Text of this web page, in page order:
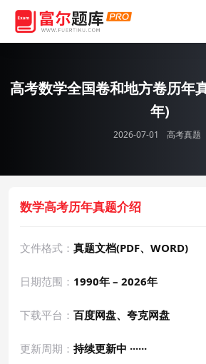
高考数学全国卷和地方卷历年
年)
2026-07-01 高考真题
数学高考历年真题介绍
文件格式： 真题文档(PDF、WORD)
日期范围： 1990年 – 2026年
下载平台： 百度网盘、夸克网盘
更新周期： 持续更新中 ······